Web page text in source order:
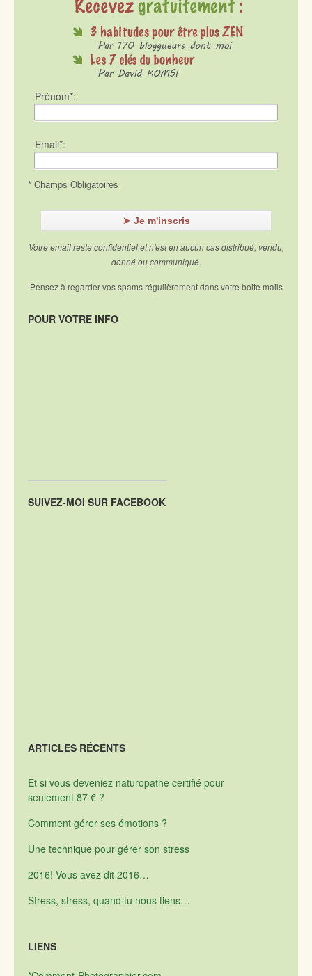
Prénom*:
Email*:
* Champs Obligatoires
Votre email reste confidentiel et n'est en aucun cas distribué, vendu,
donné ou communiqué.
Pensez à regarder vos spams régulièrement dans votre boite mails
POUR VOTRE INFO
SUIVEZ-MOI SUR FACEBOOK
ARTICLES RÉCENTS
Et si vous deveniez naturopathe certifié pour
seulement 87 € ?
Comment gérer ses émotions ?
Une technique pour gérer son stress
2016! Vous avez dit 2016…
Stress, stress, quand tu nous tiens…
LIENS